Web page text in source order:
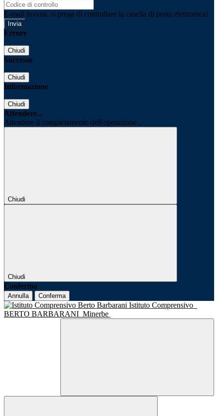
E-mail inviata, si prega di controllare la casella di posta elettronica!
Errore
Chiudi
Successo
Chiudi
Informazione
Chiudi
Attendere...
Attendere il completamento dell'operazione...
Chiudi
Chiudi
Conferma
Annulla Conferma
Istituto Comprensivo
BERTO BARBARANI Minerbe